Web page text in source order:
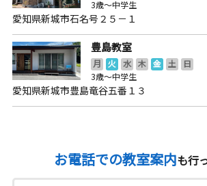
3歳～中学生
愛知県新城市石名号２５－１
豊島教室
月 火 水 木 金 土
日
3歳～中学生
愛知県新城市豊島竜谷五番１３
お電話での教室案内も行